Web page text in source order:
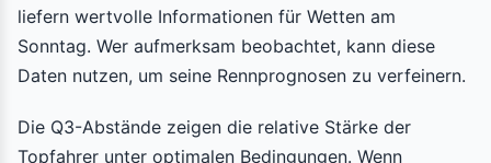
liefern wertvolle Informationen für Wetten am
Sonntag. Wer aufmerksam beobachtet, kann diese
Daten nutzen, um seine Rennprognosen zu verfeinern.
Die Q3-Abstände zeigen die relative Stärke der
Topfahrer unter optimalen Bedingungen. Wenn